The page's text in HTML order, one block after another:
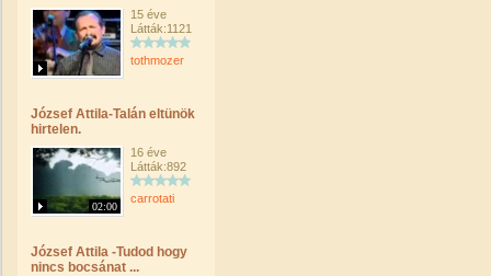
15 éve
Látták:1121
tothmozer
József Attila-Talán eltünök
hirtelen.
02:00
16 éve
Látták:892
carrotati
József Attila -Tudod hogy
nincs bocsánat ...